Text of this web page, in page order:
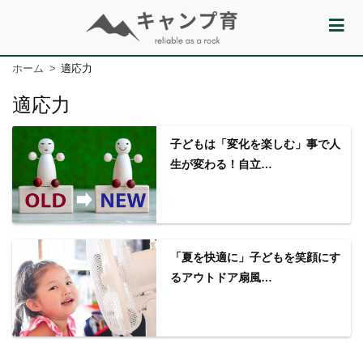
ホーム 適応力
適応力
子どもは「変化を楽しむ」事で人
生が変わる！自立…
「夏を快適に」子どもを笑顔にす
るアウトドア扇風…